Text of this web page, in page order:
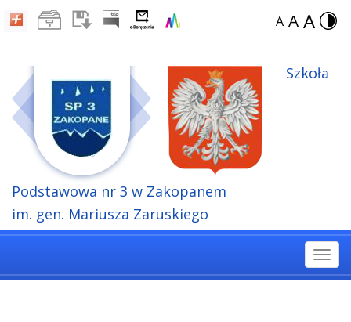
A A A
Szkoła
Podstawowa nr 3 w Zakopanem
im. gen. Mariusza Zaruskiego